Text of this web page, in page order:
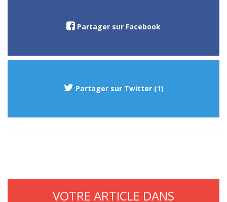
Partager sur Facebook
Partager sur Twitter (1)
VOTRE ARTICLE DANS